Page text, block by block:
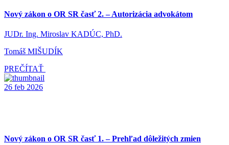
Nový zákon o OR SR časť 2. – Autorizácia advokátom
JUDr. Ing. Miroslav KADÚC, PhD.
Tomáš MIŠUDÍK
PREČÍTAŤ
26 feb 2026
Nový zákon o OR SR časť 1. – Prehľad dôležitých zmien